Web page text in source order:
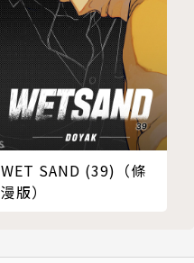
WET SAND (39)（條
漫版）